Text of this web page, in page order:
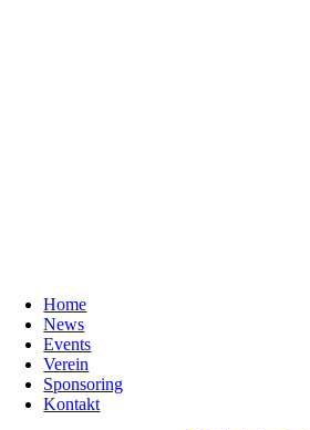
Home
News
Events
Verein
Sponsoring
Kontakt